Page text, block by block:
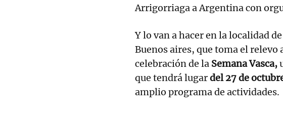
Arrigorriaga a Argentina con
Y lo van a hacer en la localidad
Buenos aires, que toma el relevo
celebración de la Semana Vasca,
que tendrá lugardel 27 de
amplio programa de actividades.